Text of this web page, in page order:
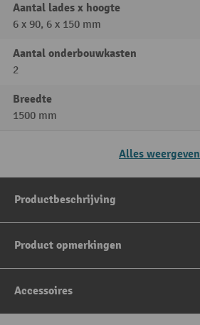
Aantal lades x hoogte
6 x 90, 6 x 150 mm
Aantal onderbouwkasten
2
Breedte
1500 mm
Alles weergeven
Productbeschrijving
Product opmerkingen
Accessoires